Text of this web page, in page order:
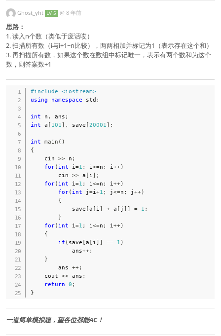
Ghost_yht LV 5 @ 8 年前
思路：
1. 读入n个数（类似于废话哎）
2. 扫描所有数（i与i+1~n比较），两两相加并标记为1（表示存在这个和）
3. 再扫描所有数，如果这个数在数组中标记唯一，表示有两个数和为这个
数，则答案数+1
#include <iostream>
using
namespace std ;
int n , ans ;
int a [ 101 ] , save [20001 ] ;
int main ( )
{
    cin
>> n ;
for( int i =1 ; i <=n ; i ++)
        cin
>> a [ i ] ;
for( int i =1 ; i <=n ; i ++)
for( int j=i +1 ; j<=n ; j++)
{
            save
[a [ i ] + a [ j ] ] = 1 ;
}
for( int i =1 ; i <=n ; i ++)
{
if ( save [a [ i ] ] == 1 )
            ans
++;
}
        ans
++;
    cout
<< ans ;
return 0 ;
}
一道简单模拟题，望各位都能AC！